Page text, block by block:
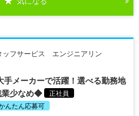
ッフサービス エンジニアリン
メーカーで活躍！選べる勤務地
業少なめ◆
正社員
んたん応募可